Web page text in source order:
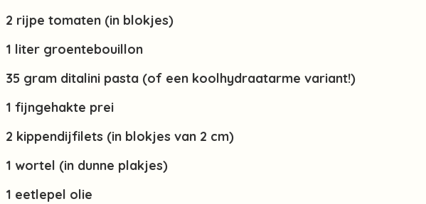
2 rijpe tomaten (in blokjes)
1 liter groentebouillon
35 gram ditalini pasta (of een koolhydraatarme variant!)
1 fijngehakte prei
2 kippendijfilets (in blokjes van 2 cm)
1 wortel (in dunne plakjes)
1 eetlepel olie